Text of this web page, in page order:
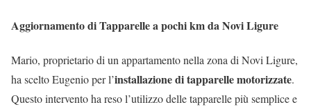
Aggiornamento di Tapparelle a pochi km da Novi Ligure
Mario, proprietario di un appartamento nella zona di Novi Ligure,
ha scelto Eugenio per l’installazione di tapparelle motorizzate.
Questo intervento ha reso l’utilizzo delle tapparelle più semplice e